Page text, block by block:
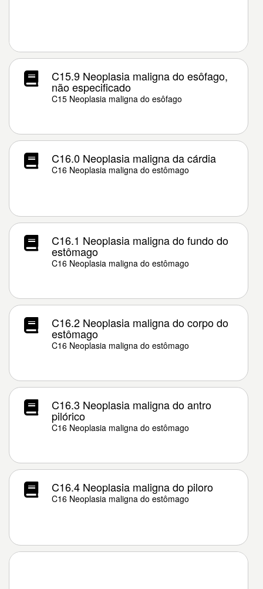
C15.9 Neoplasia maligna do esôfago,
não especificado
C15 Neoplasia maligna do esôfago
C16.0 Neoplasia maligna da cárdia
C16 Neoplasia maligna do estômago
C16.1 Neoplasia maligna do fundo do
estômago
C16 Neoplasia maligna do estômago
C16.2 Neoplasia maligna do corpo do
estômago
C16 Neoplasia maligna do estômago
C16.3 Neoplasia maligna do antro
pilórico
C16 Neoplasia maligna do estômago
C16.4 Neoplasia maligna do piloro
C16 Neoplasia maligna do estômago